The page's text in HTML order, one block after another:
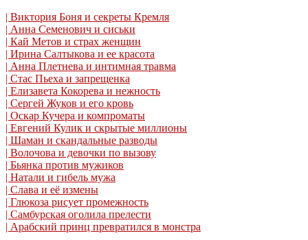
| Виктория Боня и секреты Кремля
| Анна Семенович и сиськи
| Кай Метов и страх женщин
| Ирина Салтыкова и ее красота
| Анна Плетнева и интимная травма
| Стас Пьеха и запрещенка
| Елизавета Кокорева и нежность
| Сергей Жуков и его кровь
| Оскар Кучера и компроматы
| Евгений Кулик и скрытые миллионы
| Шаман и скандальные разводы
| Волочова и девочки по вызову
| Бьянка против мужиков
| Натали и гибель мужа
| Слава и её измены
| Глюкоза рисует промежность
| Самбурская оголила прелести
| Арабский принц превратился в монстра